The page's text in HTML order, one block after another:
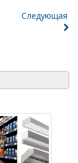
Следующая